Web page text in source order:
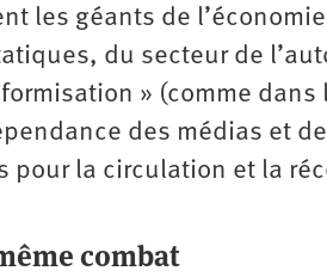
les géants de l’économie
du secteur de
» (comme dans
des médias et
pour la circulation et la
combat